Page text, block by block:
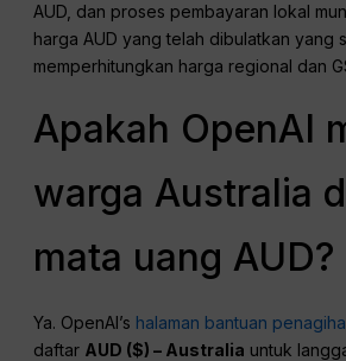
AUD, dan proses pembayaran lokal
harga AUD yang telah dibulatkan yang
memperhitungkan harga regional dan
Apakah OpenAI
warga Australia
mata uang AUD?
Ya. OpenAI’s halaman bantuan
daftar AUD ($) – Australia untuk